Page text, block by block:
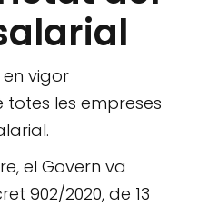
en vigor
totes les empreses
el Govern va
902/2020, de 13